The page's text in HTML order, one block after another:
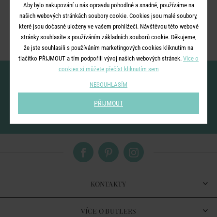
Ale nezoufejte, připravili jsme pro vás rozcestník nejbližších
kategorií.
Nenechte si ujít novinky!
vložením e-mailu souhlasíte sezpracováním osobních údajůpro zasílání našeho
KONTAKTY
VÍCE O BUTLERS
Aby bylo nakupování u nás opravdu pohodlné a snadné, používáme na
našich webových stránkách soubory cookie. Cookies jsou malé soubory,
které jsou dočasně uloženy ve vašem prohlížeči. Návštěvou této webové
stránky souhlasíte s používáním základních souborů cookie. Děkujeme,
že jste souhlasili s používáním marketingových cookies kliknutím na
tlačítko PŘIJMOUT a tím podpořili vývoj našich webových stránek. Více o
cookies si můžete přečíst kliknutím sem
NESOUHLASÍM
PŘIJMOUT